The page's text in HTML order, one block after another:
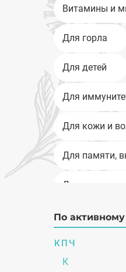
Витамины и
Для горла
Для детей
Для
Для кожи и
Для памяти,
Для энергии и
Женское
ЖКТ
По
КП Ч
К